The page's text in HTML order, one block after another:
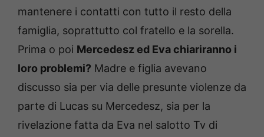
mantenere i contatti con tutto il resto della
famiglia, soprattutto col fratello e la sorella.
Prima o poi Mercedesz ed Eva chiariranno i
loro problemi? Madre e figlia avevano
discusso sia per via delle presunte violenze da
parte di Lucas su Mercedesz, sia per la
rivelazione fatta da Eva nel salotto Tv di